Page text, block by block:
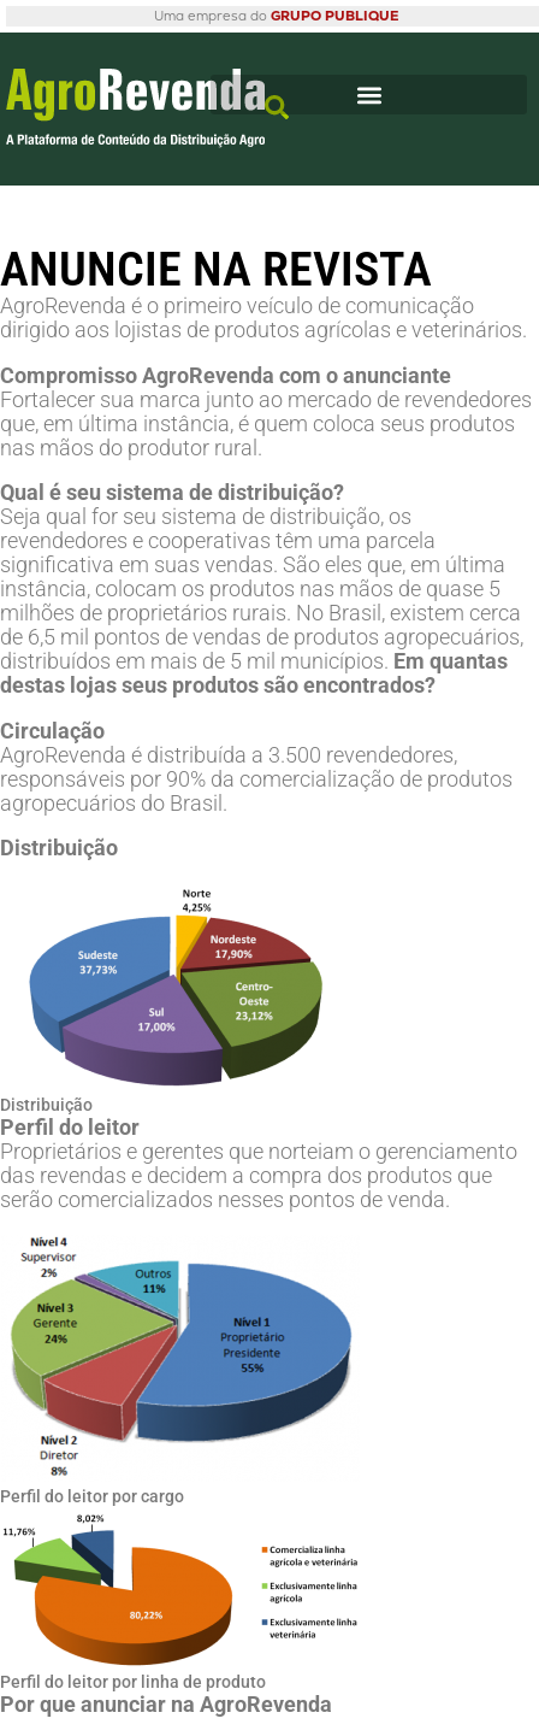
Uma empresa do GRUPO PUBLIQUE
ANUNCIE NA REVISTA
AgroRevenda é o primeiro veículo de comunicação
dirigido aos lojistas de produtos agrícolas e veterinários.
Compromisso AgroRevenda com o anunciante
Fortalecer sua marca junto ao mercado de revendedores
que, em última instância, é quem coloca seus produtos
nas mãos do produtor rural.
Qual é seu sistema de distribuição?
Seja qual for seu sistema de distribuição, os
revendedores e cooperativas têm uma parcela
significativa em suas vendas. São eles que, em última
instância, colocam os produtos nas mãos de quase 5
milhões de proprietários rurais. No Brasil, existem cerca
de 6,5 mil pontos de vendas de produtos agropecuários,
distribuídos em mais de 5 mil municípios. Em quantas
destas lojas seus produtos são encontrados?
Circulação
AgroRevenda é distribuída a 3.500 revendedores,
responsáveis por 90% da comercialização de produtos
agropecuários do Brasil.
Distribuição
Distribuição
Perfil do leitor
Proprietários e gerentes que norteiam o gerenciamento
das revendas e decidem a compra dos produtos que
serão comercializados nesses pontos de venda.
Perfil do leitor por cargo
Perfil do leitor por linha de produto
Por que anunciar na AgroRevenda